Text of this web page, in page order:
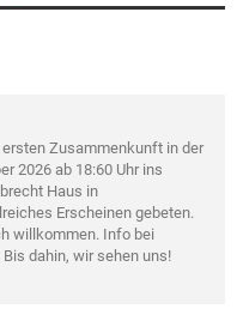
Zusammenkunft in der
2026 ab 18:60 Uhr ins
Haus in
Erscheinen gebeten.
willkommen. Info bei
dahin, wir sehen uns!